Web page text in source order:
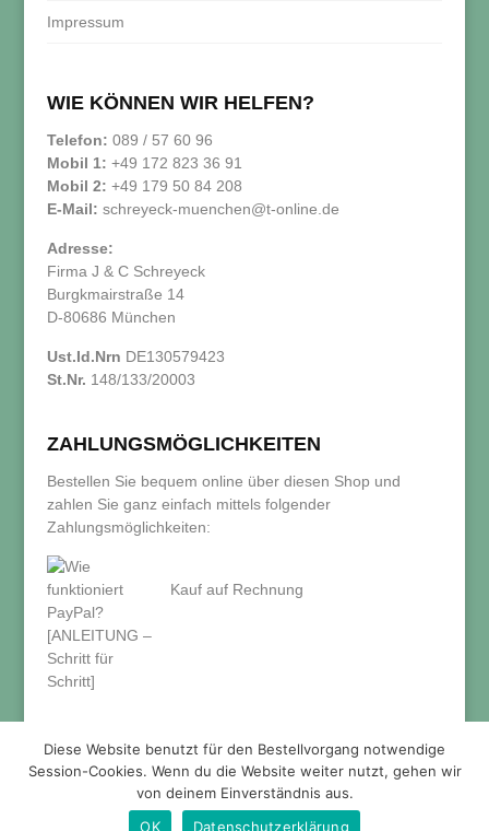
Impressum
WIE KÖNNEN WIR HELFEN?
Telefon: 089 / 57 60 96
Mobil 1: +49 172 823 36 91
Mobil 2: +49 179 50 84 208
E-Mail: schreyeck-muenchen@t-online.de
Adresse:
Firma J & C Schreyeck
Burgkmairstraße 14
D-80686 München
Ust.Id.Nrn DE130579423
St.Nr. 148/133/20003
ZAHLUNGSMÖGLICHKEITEN
Bestellen Sie bequem online über diesen Shop und
zahlen Sie ganz einfach mittels folgender
Zahlungsmöglichkeiten:
Kauf auf Rechnung
Diese Website benutzt für den Bestellvorgang notwendige
Session-Cookies. Wenn du die Website weiter nutzt, gehen wir
von deinem Einverständnis aus.
OK
Datenschutzerklärung